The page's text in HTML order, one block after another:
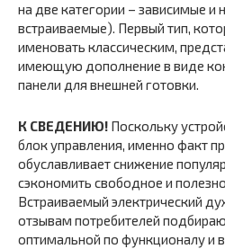
на две категории – зависимые и
встраиваемые). Первый тип,
именовать классическим,
имеющую дополнение в виде
панели для внешней готовки.
К СВЕДЕНИЮ! Поскольку
блок управления, именно факт
обуславливает снижение
сэкономить свободное и
Встраиваемый электрический
отзывам потребителей
оптимальной по функционалу и